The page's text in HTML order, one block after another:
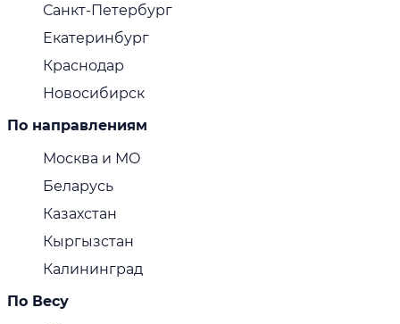
Санкт-Петербург
Екатеринбург
Краснодар
Новосибирск
По направлениям
Москва и МО
Беларусь
Казахстан
Кыргызстан
Калининград
По Весу